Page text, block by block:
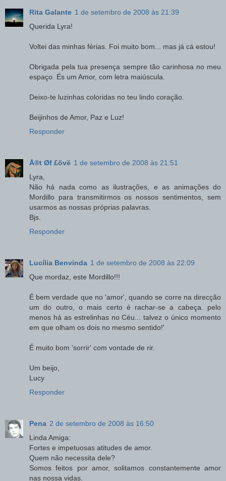
Rita Galante 1 de setembro de 2008 às 21:39
Querida Lyra!
Voltei das minhas férias. Foi muito bom... mas já cá estou!
Obrigada pela tua presença sempre tão carinhosa no meu
espaço. És um Amor, com letra maiúscula.
Deixo-te luzinhas coloridas no teu lindo coração.
Beijinhos de Amor, Paz e Luz!
Responder
Å®t Øf £övë 1 de setembro de 2008 às 21:51
Lyra,
Não há nada como as ilustrações, e as animações do
Mordillo para transmitirmos os nossos sentimentos, sem
usarmos as nossas próprias palavras.
Bjs.
Responder
Lucília Benvinda 1 de setembro de 2008 às 22:09
Que mordaz, este Mordillo!!!
É bem verdade que no 'amor', quando se corre na direcção
um do outro, o mais certo é rachar-se a cabeça. pelo
menos há as estrelinhas no Céu... talvez o único momento
em que olham os dois no mesmo sentido!'
É muito bom 'sorrir' com vontade de rir.
Um beijo,
Lucy
Responder
Pena 2 de setembro de 2008 às 16:50
Linda Amiga:
Fortes e impetuosas atitudes de amor.
Quem não necessita dele?
Somos feitos por amor, solitamos constantemente amor
nas nossa vidas.